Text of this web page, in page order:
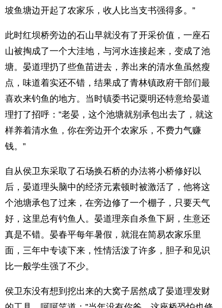
坡鱼塘边开起了农家乐，收人比当支书强得多。”
此时红坝桥旁边的石山早就没有了开采价值，一座石
山被掏成了一个大洼地，与河水连接起来，变成了池
塘。晏道理扔了些鱼苗进去，养出来的清水鱼虽然瘦
点，味道着实还不错，结果成了青林镇政府干部们最
喜欢来钓鱼的地方。当时镇委书记粟明还特意给晏道
理打了招呼：”老晏，这个池塘就别承包出去了，就这
样养着清水鱼，你在旁边开个农家乐，不费力气赚
钱。”
自从侯卫东采取了石场换石桥的办法将小桥修好以
后，晏道理头脑中的经济元素顿时被激活了，他将这
个池塘承包了过来，在旁边修了一个棚子，只要天气
好，这里总有钓鱼人。晏道理亲自杀鱼下厨，生意还
真是不错。晏春平每年暑假，就混在简易农家乐里
面，三年中专读下来，性情活泼了许多，胆子和见识
比一般学生强了不少。
侯卫东没有想到挖出来的大窝子居然成了晏道理发财